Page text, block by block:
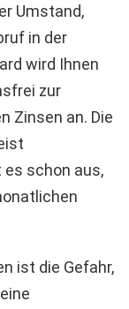
Umstand,
in der
wird Ihnen
zur
Zinsen an. Die
schon aus,
ist die Gefahr,